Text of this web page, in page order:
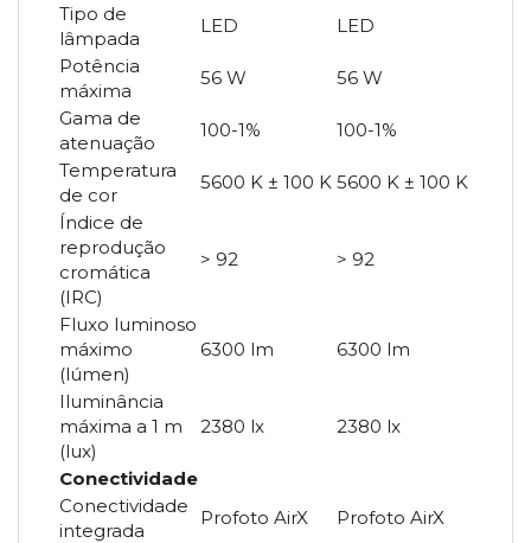
Tipo de
lâmpada
LED
LED
Potência
máxima
56 W
56 W
Gama de
atenuação
100-1%
100-1%
Temperatura
de cor
5600 K ± 100 K 5600 K ± 100 K
Índice de
reprodução
cromática
(IRC)
> 92 > 92
Fluxo luminoso
máximo
(lúmen)
6300 lm 6300 lm
Iluminância
máxima a 1 m
(lux)
2380 lx 2380 lx
Conectividade
Conectividade
integrada
Profoto AirX
Profoto AirX